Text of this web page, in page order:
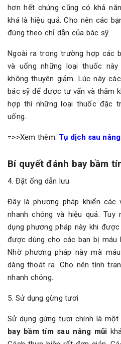
hơn hết chúng cũng có khả
khá là hiệu quả. Cho nên các
đúng theo chỉ dẫn của bác sỹ.
Ngoài ra trong trường hợp các
và uống những loại thuốc
không thuyên giảm. Lúc này
bác sỹ để được tư vấn và thăm
hợp thì những loại thuốc đặc
uống.
=>>Xem thêm: Tụ dịch sau
Bí quyết đánh bay bầm
4. Đặt ống dẫn lưu
Đây là phương pháp khiến
nhanh chóng và hiệu quả.
dụng phương pháp này khi
được dùng cho các bạn bị máu
Nhờ phương pháp này mà
dàng thoát ra. Cho nên tình
nhanh chóng.
5. Sử dụng gừng tươi
Sử dụng gừng tươi chính là một
bay bầm tím sau nâng mũi